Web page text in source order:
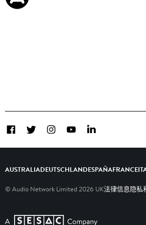
FacebookTwitterInstagramYouTubeLinkedIn
AUSTRALIADEUTSCHLANDESPAÑAFRANCE
© Audio Network Limited 2026 UK法律信息隐私
A SESAC Company